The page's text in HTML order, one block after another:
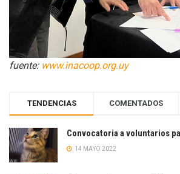
fuente: www.inacoop.org.uy
TENDENCIAS COMENTADOS
Convocatoria a voluntarios
14 MAYO 2022